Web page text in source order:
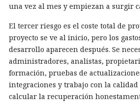
una vez al mes y empiezan a surgir
El tercer riesgo es el coste total de
proyecto se ve al inicio, pero los
desarrollo aparecen después. Se
administradores, analistas,
formación, pruebas de
integraciones y trabajo con la calidad
calcular la recuperación